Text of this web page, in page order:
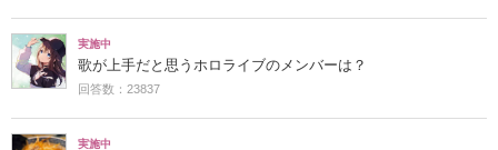
実施中
歌が上手だと思うホロライブのメンバーは？
回答数：23837
実施中